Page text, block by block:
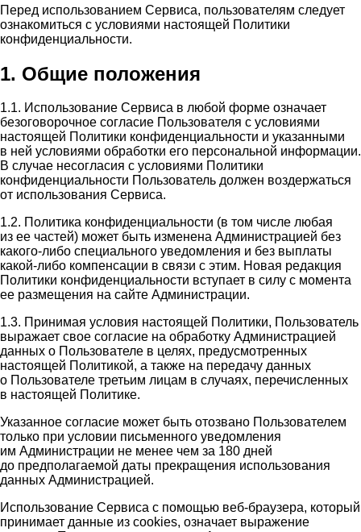
Перед использованием Сервиса, пользователям следует
ознакомиться с условиями настоящей Политики
конфиденциальности.
1. Общие положения
1.1. Использование Сервиса в любой форме означает
безоговорочное согласие Пользователя с условиями
настоящей Политики конфиденциальности и указанными
в ней условиями обработки его персональной информации.
В случае несогласия с условиями Политики
конфиденциальности Пользователь должен воздержаться
от использования Сервиса.
1.2. Политика конфиденциальности (в том числе любая
из ее частей) может быть изменена Администрацией без
какого-либо специального уведомления и без выплаты
какой-либо компенсации в связи с этим. Новая редакция
Политики конфиденциальности вступает в силу с момента
ее размещения на сайте Администрации.
1.3. Принимая условия настоящей Политики, Пользователь
выражает свое согласие на обработку Администрацией
данных о Пользователе в целях, предусмотренных
настоящей Политикой, а также на передачу данных
о Пользователе третьим лицам в случаях, перечисленных
в настоящей Политике.
Указанное согласие может быть отозвано Пользователем
только при условии письменного уведомления
им Администрации не менее чем за 180 дней
до предполагаемой даты прекращения использования
данных Администрацией.
Использование Сервиса с помощью веб-браузера, который
принимает данные из cookies, означает выражение